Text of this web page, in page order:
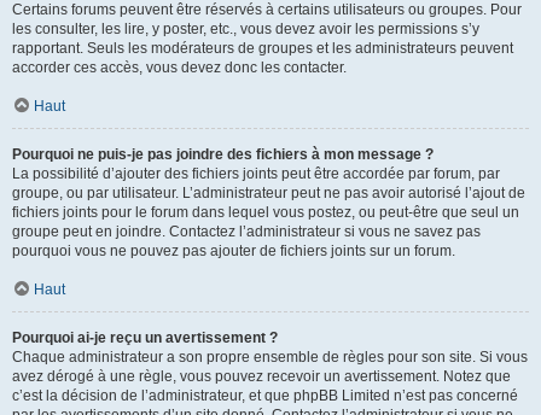
Certains forums peuvent être réservés à certains utilisateurs ou groupes. Pour
les consulter, les lire, y poster, etc., vous devez avoir les permissions s’y
rapportant. Seuls les modérateurs de groupes et les administrateurs peuvent
accorder ces accès, vous devez donc les contacter.
Haut
Pourquoi ne puis-je pas joindre des fichiers à mon message ?
La possibilité d’ajouter des fichiers joints peut être accordée par forum, par
groupe, ou par utilisateur. L’administrateur peut ne pas avoir autorisé l’ajout de
fichiers joints pour le forum dans lequel vous postez, ou peut-être que seul un
groupe peut en joindre. Contactez l’administrateur si vous ne savez pas
pourquoi vous ne pouvez pas ajouter de fichiers joints sur un forum.
Haut
Pourquoi ai-je reçu un avertissement ?
Chaque administrateur a son propre ensemble de règles pour son site. Si vous
avez dérogé à une règle, vous pouvez recevoir un avertissement. Notez que
c’est la décision de l’administrateur, et que phpBB Limited n’est pas concerné